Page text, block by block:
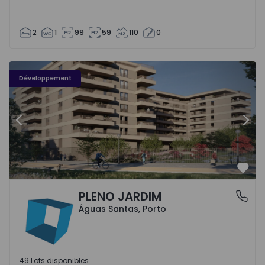
2 1 99 59 110 0
Développement
PLENO JARDIM - 3
Précédent
Águas Santas, PortoPLENO JARDIM
Águas Santas, Porto
49 Lots disponibles